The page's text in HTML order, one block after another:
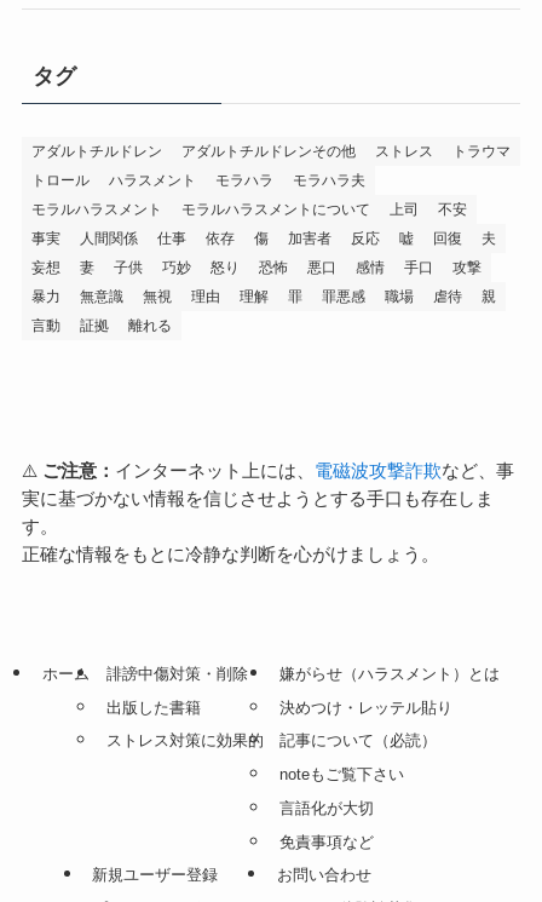
タグ
アダルトチルドレン アダルトチルドレンその他 ストレス
トラウマ
トロール
ハラスメント モラハラ
モラハラ夫
モラルハラスメント
モラルハラスメントについて 上司
不安
事実
人間関係 仕事 依存 傷 加害者 反応 嘘 回復
夫
妄想
妻 子供 巧妙 怒り 恐怖 悪口 感情 手口
攻撃
暴力
無意識 無視 理由 理解 罪 罪悪感 職場 虐待
親
言動
証拠 離れる
⚠️ ご注意： インターネット上には、 電磁波攻撃詐欺など、事
実に基づかない情報を信じさせようとする手口も存在しま
す。
正確な情報をもとに冷静な判断を心がけましょう。
ホーム
誹謗中傷対策・削除
出版した書籍
ストレス対策に効果的
嫌がらせ（ハラスメント）とは
決めつけ・レッテル貼り
記事について（必読）
noteもご覧下さい
言語化が大切
免責事項など
新規ユーザー登録
お問い合わせ